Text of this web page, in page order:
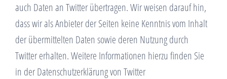
auch Daten an Twitter übertragen. Wir weisen darauf hin,
dass wir als Anbieter der Seiten keine Kenntnis vom Inhalt
der übermittelten Daten sowie deren Nutzung durch
Twitter erhalten. Weitere Informationen hierzu finden Sie
in der Datenschutzerklärung von Twitter